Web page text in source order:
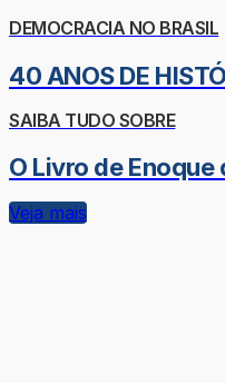
DEMOCRACIA NO BRASIL
40 ANOS DE
SAIBA TUDO SOBRE
O Livro de
Veja mais